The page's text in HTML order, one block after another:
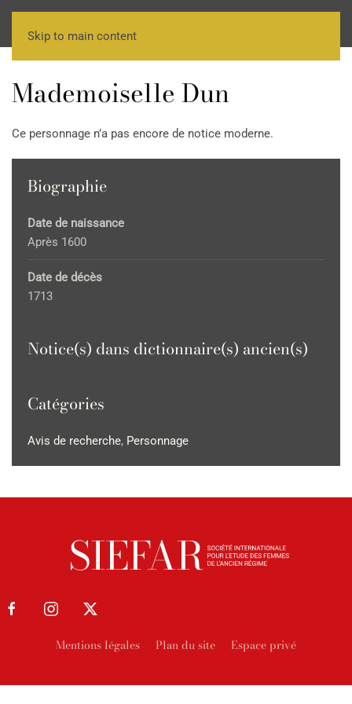
Skip to main content
Mademoiselle Dun
Ce personnage n’a pas encore de notice moderne.
Biographie
Date de naissance
Après 1600
Date de décès
1713
Notice(s) dans dictionnaire(s) ancien(s)
Catégories
Avis de recherche, Personnage
Mentions légales Plan du site Espace privé